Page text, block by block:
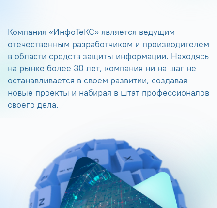
Компания «ИнфоТеКС» является ведущим
отечественным разработчиком и производителем
в области средств защиты информации. Находясь
на рынке более 30 лет, компания ни на шаг не
останавливается в своем развитии, создавая
новые проекты и набирая в штат профессионалов
своего дела.